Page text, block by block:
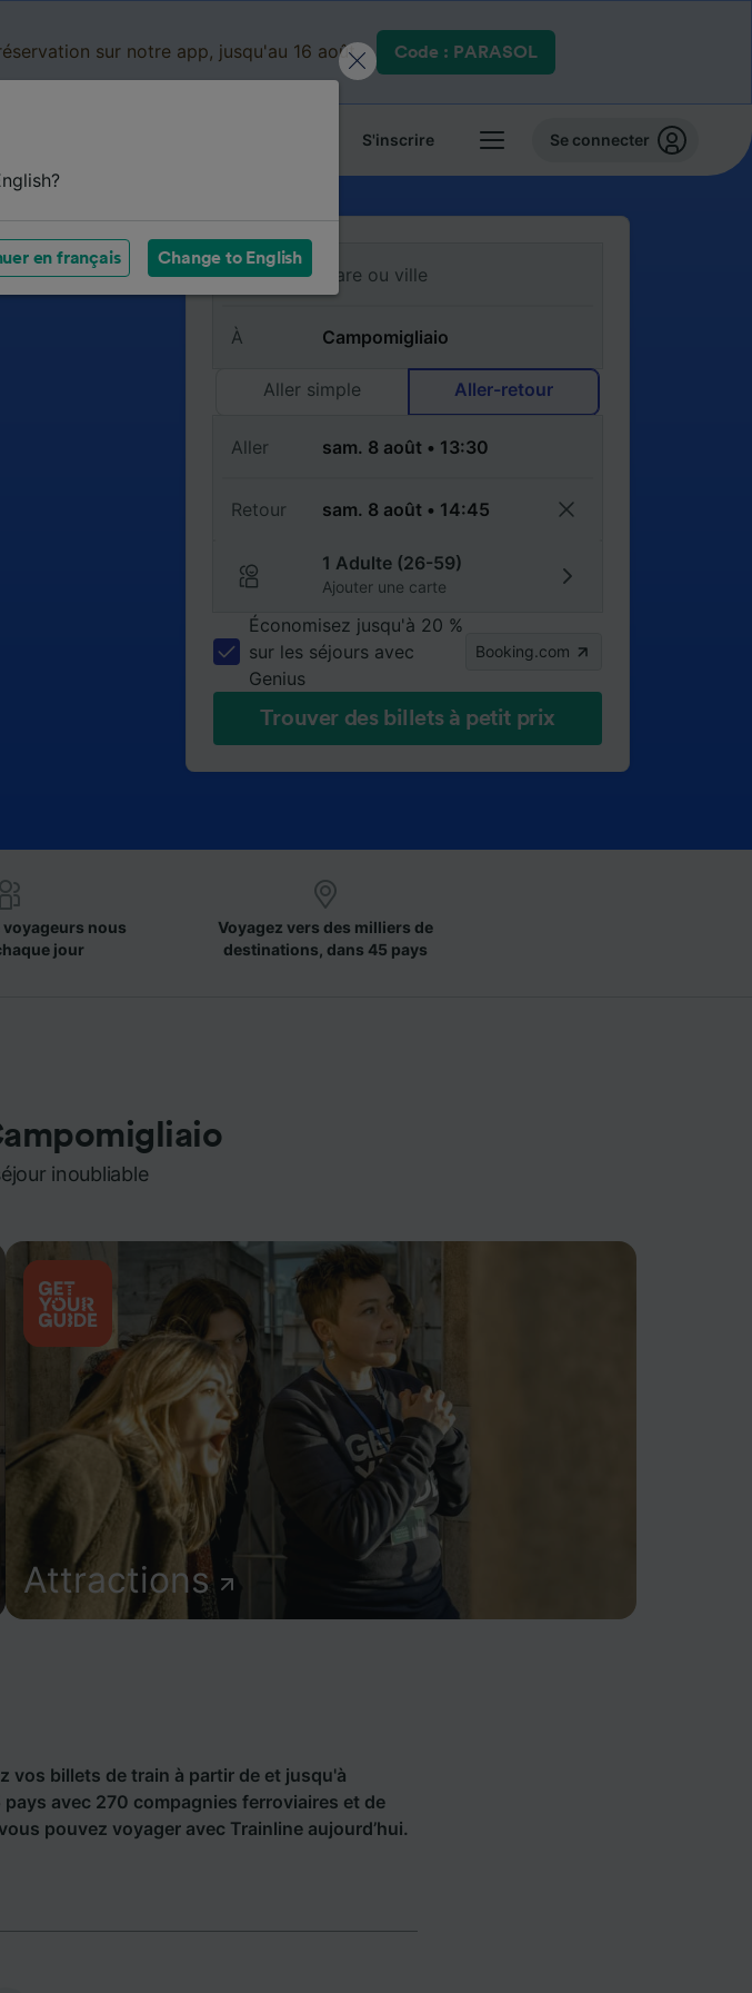
sur notre app, jusqu'au 16 août. Code : PARASOL
S'inscrire Se connecter
De
À
Aller simple Aller-retour
Aller
Retour
1 Adulte (26-59)
Ajouter une carte
Économisez jusqu'à 20 %
sur les séjours avec
Genius
Booking.com
Trouver des billets à petit prix
nous
jour
Voyagez vers des milliers de
destinations, dans 45 pays
inoubliable
Attractions
vos billets de train à partir de et jusqu'à
avec 270 compagnies ferroviaires et de
pouvez voyager avec Trainline aujourd’hui.
en français Change to English